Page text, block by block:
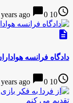
access_time
10 years ago
chat_bubble0
description
دادگاه فرانسه
access_time
10 years ago
chat_bubble0